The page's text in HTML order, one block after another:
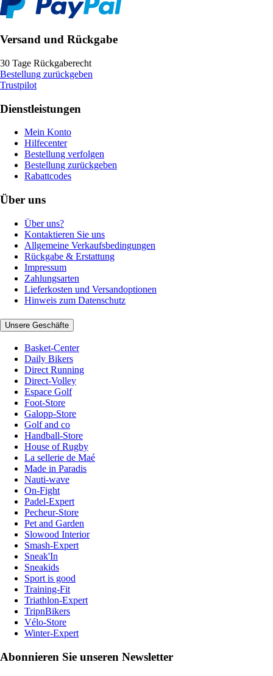
Versand und Rückgabe
30 Tage Rückgaberecht
Bestellung zurückgeben
Trustpilot
Dienstleistungen
Mein Konto
Hilfecenter
Bestellung verfolgen
Bestellung zurückgeben
Rabattcodes
Über uns
Über uns?
Kontaktieren Sie uns
Allgemeine Verkaufsbedingungen
Rückgabe & Erstattung
Impressum
Zahlungsarten
Lieferkosten und Versandoptionen
Hinweis zum Datenschutz
Unsere Geschäfte
Basket-Center
Daily Bikers
Direct Running
Direct-Volley
Espace Golf
Foot-Store
Galopp-Store
Golf and co
Handball-Store
House of Rugby
La sellerie de Maé
Made in Paradis
Nauti-wave
On-Fight
Padel-Expert
Pecheur-Store
Pet and Garden
Slowood Interior
Smash-Expert
Sneak'In
Sneakids
Sport is good
Training-Fit
Triathlon-Expert
TripnBikers
Vélo-Store
Winter-Expert
Abonnieren Sie unseren Newsletter